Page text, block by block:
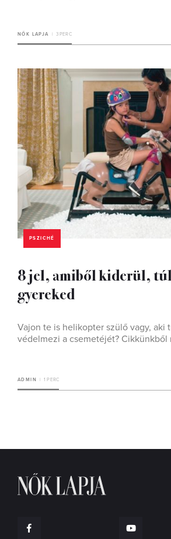
NŐK LAPJA 3 PERC
PSZICHÉ
8 jel, amiből kiderül,
gyereked
Vajon te is helikopter szülő vagy, aki
védelmezi a csemetéjét? Cikkünkből
ADMIN 1 PERC